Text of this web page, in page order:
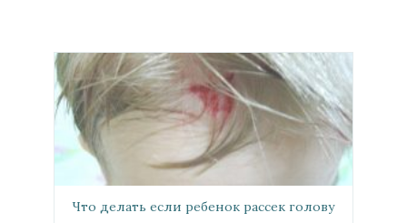
Что делать если ребенок рассек голову